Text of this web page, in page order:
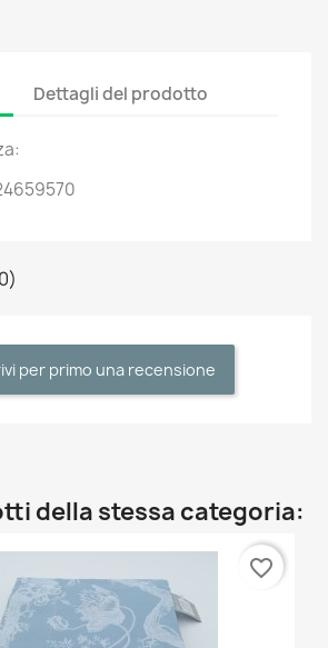
Dettagli del prodotto
per primo una recensione
della stessa categoria:
favorite_border